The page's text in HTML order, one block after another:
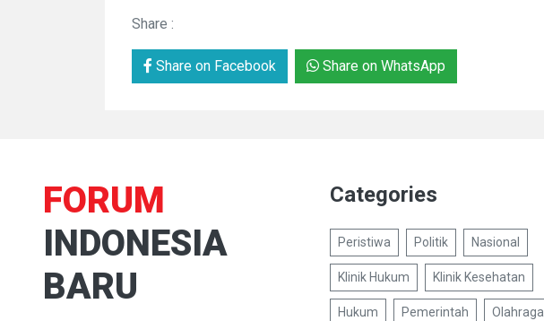
Share :
Share on Facebook Share on WhatsApp
FORUM
INDONESIA
BARU
Categories
Peristiwa Politik Nasional
Klinik Hukum Klinik Kesehatan
Hukum Pemerintah Olahraga